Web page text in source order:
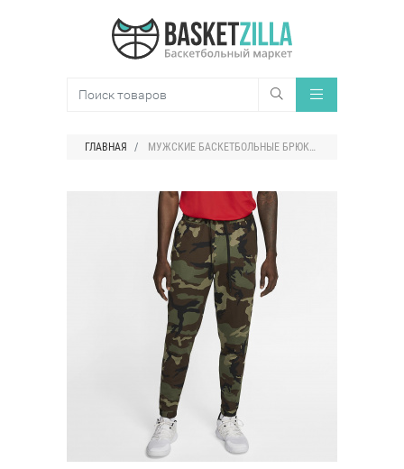
ГЛАВНАЯ МУЖСКИЕ БАСКЕТБОЛЬНЫЕ БРЮКИ С ПРИНТОМ NIKE THERMA FLEX SHOWTIME